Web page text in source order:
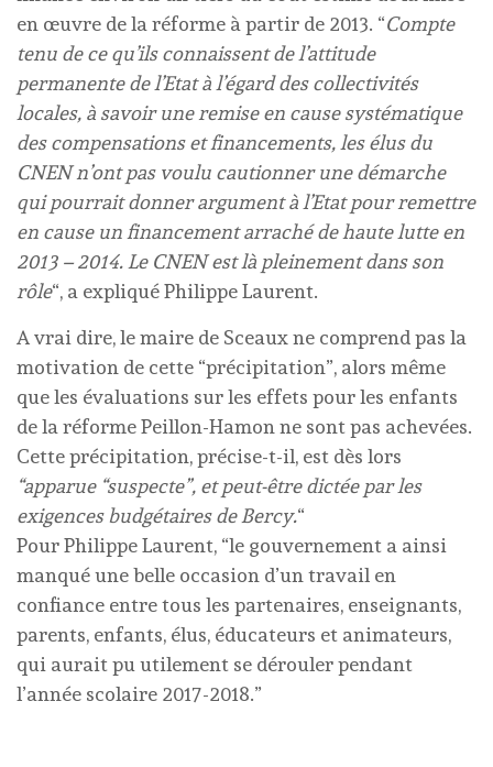
en œuvre de la réforme à partir de 2013. “Compte
tenu de ce qu’ils connaissent de l’attitude
permanente de l’Etat à l’égard des collectivités
locales, à savoir une remise en cause systématique
des compensations et financements, les élus du
CNEN n’ont pas voulu cautionner une démarche
qui pourrait donner argument à l’Etat pour remettre
en cause un financement arraché de haute lutte en
2013 – 2014. Le CNEN est là pleinement dans son
rôle“, a expliqué Philippe Laurent.
A vrai dire, le maire de Sceaux ne comprend pas la
motivation de cette “précipitation”, alors même
que les évaluations sur les effets pour les enfants
de la réforme Peillon-Hamon ne sont pas achevées.
Cette précipitation, précise-t-il, est dès lors
“apparue “suspecte”, et peut-être dictée par les
exigences budgétaires de Bercy.“
Pour Philippe Laurent, “le gouvernement a ainsi
manqué une belle occasion d’un travail en
confiance entre tous les partenaires, enseignants,
parents, enfants, élus, éducateurs et animateurs,
qui aurait pu utilement se dérouler pendant
l’année scolaire 2017-2018.”